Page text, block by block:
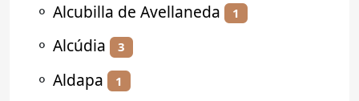
⚬ Alcubilla de Avellaneda 1
⚬ Alcúdia 3
⚬ Aldapa 1